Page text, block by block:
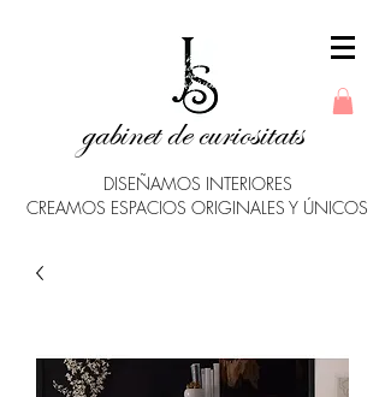
gabinet de curiositats
DISEÑAMOS INTERIORES
CREAMOS ESPACIOS ORIGINALES Y ÚNICOS